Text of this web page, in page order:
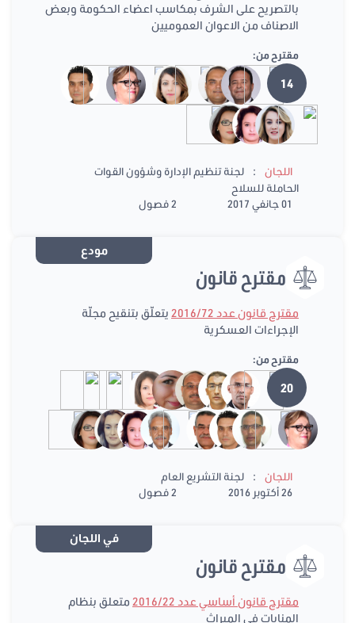
بالتصريح على الشرف بمكاسب اعضاء الحكومة وبعض
الاصناف من الاعوان العموميين
مقترح من:
14
اللجان :
لجنة تنظيم الإدارة وشؤون القوات
الحاملة للسلاح
01 جانفي 2017
2 فصول
مودع
مقترح قانون
مقترح قانون عدد 2016/72
يتعلّق بتنقيح مجلّة
الإجراءات العسكرية
مقترح من:
20
اللجان :
لجنة التشريع العام
26 أكتوبر 2016
2 فصول
في اللجان
مقترح قانون
مقترح قانون أساسي عدد 2016/22
متعلق بنظام
المنابات في الميراث